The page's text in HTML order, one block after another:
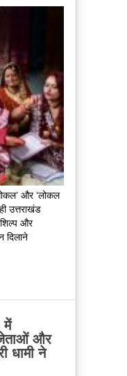
और ‘लोकल
उत्तराखंड
और
दिलाने
में
और
धामी ने